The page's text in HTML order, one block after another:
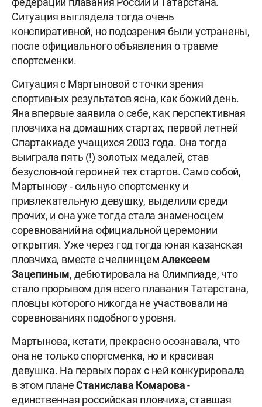
Ситуация выглядела тогда очень
конспиративной, но подозрения были устранены,
после официального объявления о травме
спортсменки.
Ситуация с Мартыновой с точки зрения
спортивных результатов ясна, как божий день.
Яна впервые заявила о себе, как перспективная
пловчиха на домашних стартах, первой летней
Спартакиаде учащихся 2003 года. Она тогда
выиграла пять (!) золотых медалей, став
безусловной героиней тех стартов. Само собой,
Мартынову - сильную спортсменку и
привлекательную девушку, выделили среди
прочих, и она уже тогда стала знаменосцем
соревнований на официальной церемонии
открытия. Уже через год тогда юная казанская
пловчиха, вместе с челнинцемАлексеем
Зацепиным, дебютировала на Олимпиаде, что
стало прорывом для всего плавания Татарстана,
пловцы которого никогда не участвовали на
соревнованиях подобного уровня.
Мартынова, кстати, прекрасно осознавала, что
она не только спортсменка, но и красивая
девушка. На первых порах с ней конкурировала
в этом планеСтанислава Комарова-
единственная российская пловчиха, ставшая